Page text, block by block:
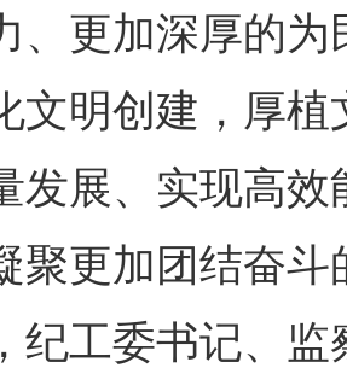
、更加深厚的
文明创建，厚
发展、实现高
聚更加团结奋斗
纪工委书记、